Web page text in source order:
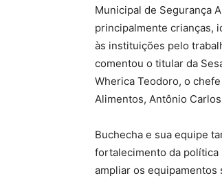
Municipal de Segurança
principalmente crianças,
às instituições pelo
comentou o titular da
Wherica Teodoro, o
Alimentos, Antônio
Buchecha e sua equipe
fortalecimento da política
ampliar os equipamentos